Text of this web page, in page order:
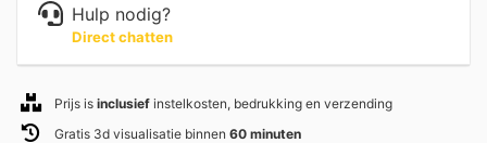
Hulp nodig?
Direct chatten
Prijs is inclusief instelkosten, bedrukking en verzending
Gratis 3d visualisatie binnen 60 minuten